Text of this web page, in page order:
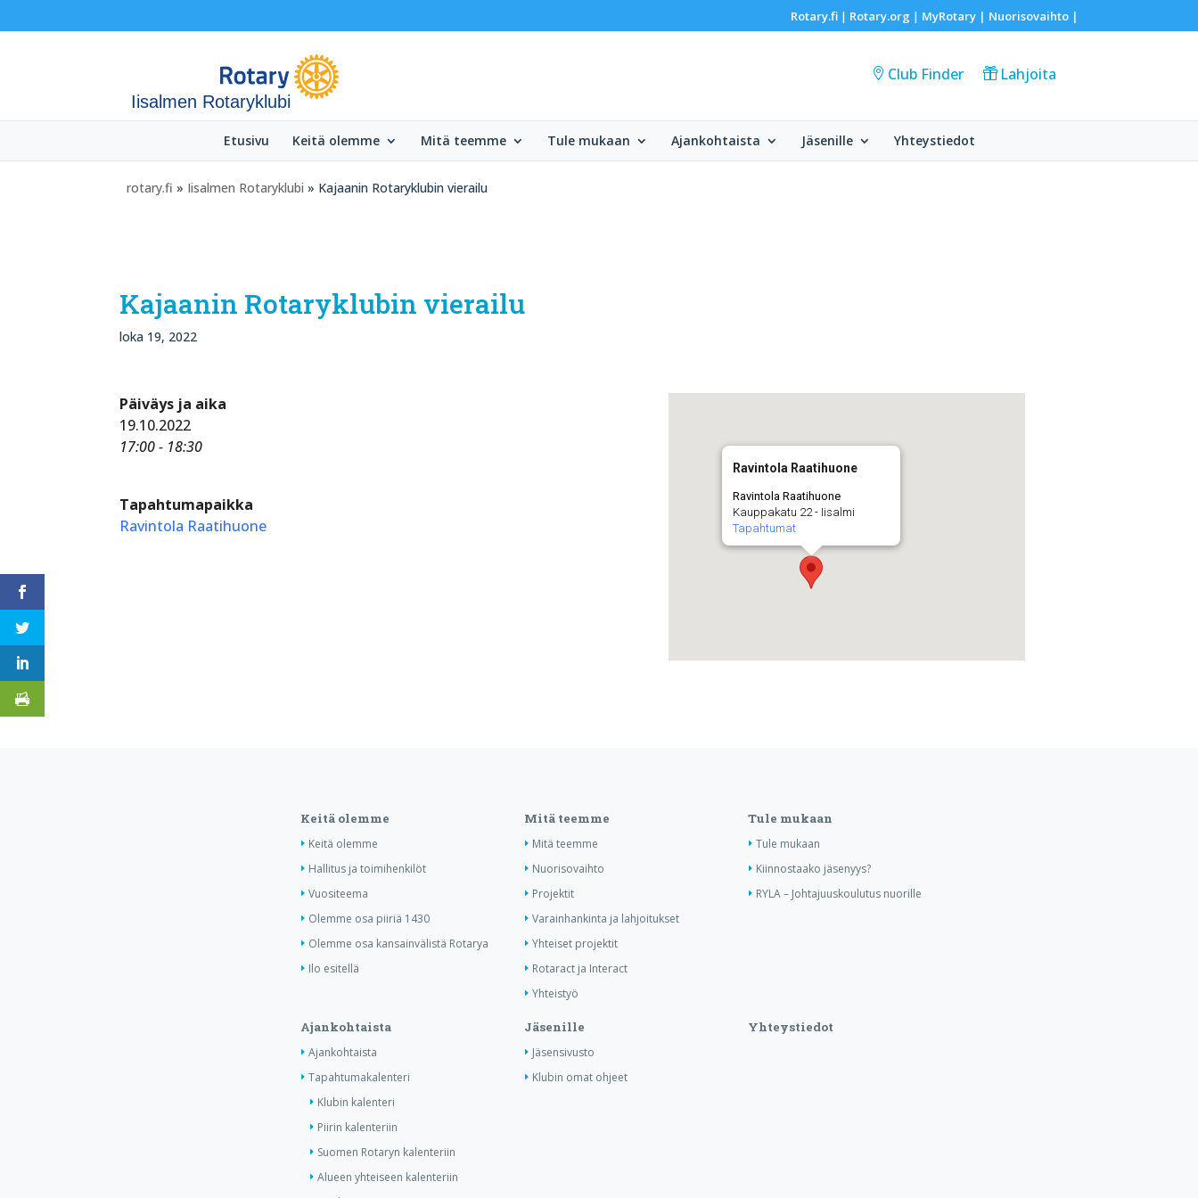
Rotary.fi| Rotary.org | MyRotary | Nuorisovaihto|
Iisalmen Rotaryklubi
Club Finder Lahjoita
Etusivu Keitä olemme Mitä teemme Tule mukaan Ajankohtaista Jäsenille Yhteystiedot
rotary.fi » Iisalmen Rotaryklubi » Kajaanin Rotaryklubin vierailu
Kajaanin Rotaryklubin vierailu
loka 19, 2022
Ravintola Raatihuone
Ravintola Raatihuone
Kauppakatu 22 - Iisalmi
Tapahtumat
Päiväys ja aika
19.10.2022
17:00 - 18:30
Tapahtumapaikka
Ravintola Raatihuone
Keitä olemme
Keitä olemme
Hallitus ja toimihenkilöt
Vuositeema
Olemme osa piiriä 1430
Olemme osa kansainvälistä Rotarya
Ilo esitellä
Mitä teemme
Mitä teemme
Nuorisovaihto
Projektit
Varainhankinta ja lahjoitukset
Yhteiset projektit
Rotaract ja Interact
Yhteistyö
Tule mukaan
Tule mukaan
Kiinnostaako jäsenyys?
RYLA – Johtajuuskoulutus nuorille
Ajankohtaista
Ajankohtaista
Tapahtumakalenteri
Klubin kalenteri
Piirin kalenteriin
Suomen Rotaryn kalenteriin
Alueen yhteiseen kalenteriin
Jäsenille
Jäsensivusto
Klubin omat ohjeet
Yhteystiedot